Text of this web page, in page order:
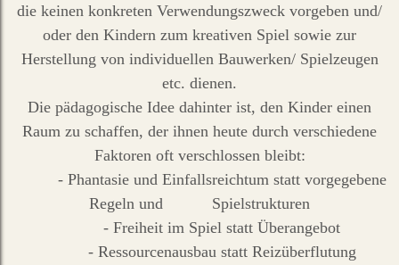
die keinen konkreten Verwendungszweck vorgeben und/
oder den Kindern zum kreativen Spiel sowie zur
Herstellung von individuellen Bauwerken/ Spielzeugen
etc. dienen.
Die pädagogische Idee dahinter ist, den Kinder einen
Raum zu schaffen, der ihnen heute durch verschiedene
Faktoren oft verschlossen bleibt:
- Phantasie und Einfallsreichtum statt vorgegebene
Regeln und Spielstrukturen
- Freiheit im Spiel statt Überangebot
- Ressourcenausbau statt Reizüberflutung